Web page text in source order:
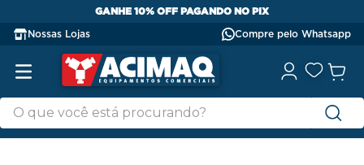
GANHE 10% OFF PAGANDO NO PIX
Nossas Lojas Compre pelo Whatsapp